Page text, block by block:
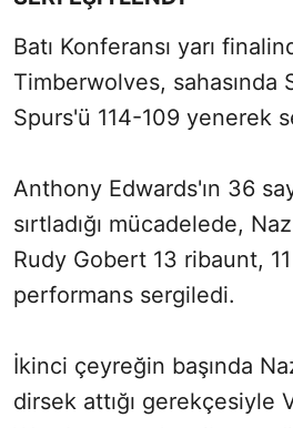
Batı Konferansı yarı
Timberwolves, sahasında
Spurs'ü 114-109 yenerek
Anthony Edwards'ın 36
sırtladığı mücadelede,
Rudy Gobert 13 ribaunt, 11
performans sergiledi.
İkinci çeyreğin başında
dirsek attığı gerekçesiyle